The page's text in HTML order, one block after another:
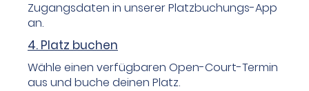
Zugangsdaten in unserer Platzbuchungs-App
an.
4. Platz buchen
Wähle einen verfügbaren Open-Court-Termin
aus und buche deinen Platz.